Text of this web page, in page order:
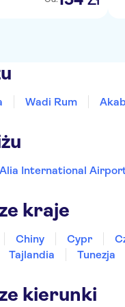
Wadi Rum
International
kraje
Chiny Cypr
Tajlandia Tunezja
kierunki